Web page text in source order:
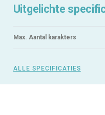
Uitgelichte
Max. Aantal karakters
ALLE SPECIFICATIES